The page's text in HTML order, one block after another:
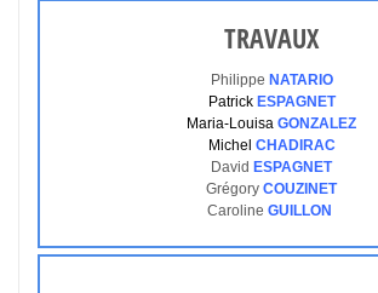
TRAVAUX
Philippe NATARIO
PatrickESPAGNET
Maria-Louisa GONZALEZ
Michel CHADIRAC
David ESPAGNET
Grégory COUZINET
Caroline GUILLON